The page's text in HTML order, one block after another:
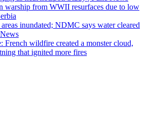
warship from WWII resurfaces due to low
inundated; NDMC says water cleared
French wildfire created a monster cloud,
that ignited more fires